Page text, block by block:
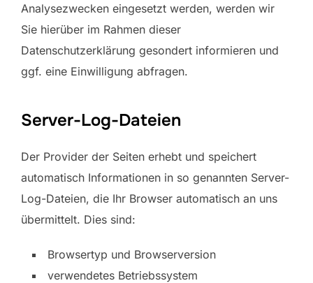
Analysezwecken eingesetzt werden, werden wir
Sie hierüber im Rahmen dieser
Datenschutzerklärung gesondert informieren und
ggf. eine Einwilligung abfragen.
Server-Log-Dateien
Der Provider der Seiten erhebt und speichert
automatisch Informationen in so genannten Server-
Log-Dateien, die Ihr Browser automatisch an uns
übermittelt. Dies sind:
Browsertyp und Browserversion
verwendetes Betriebssystem